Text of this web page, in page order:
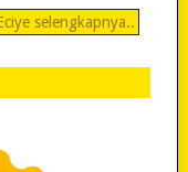
selengkapnya..